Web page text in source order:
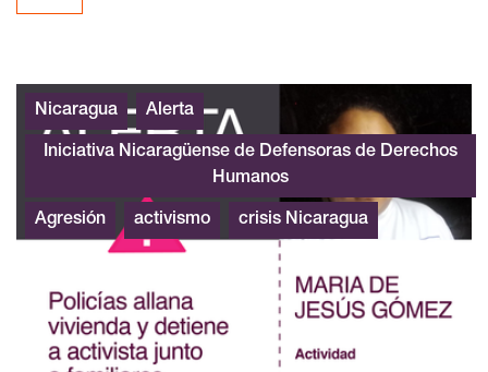
Nicaragua Alerta
Iniciativa Nicaragüense de Defensoras de Derechos
Humanos
Agresión activismo crisis Nicaragua